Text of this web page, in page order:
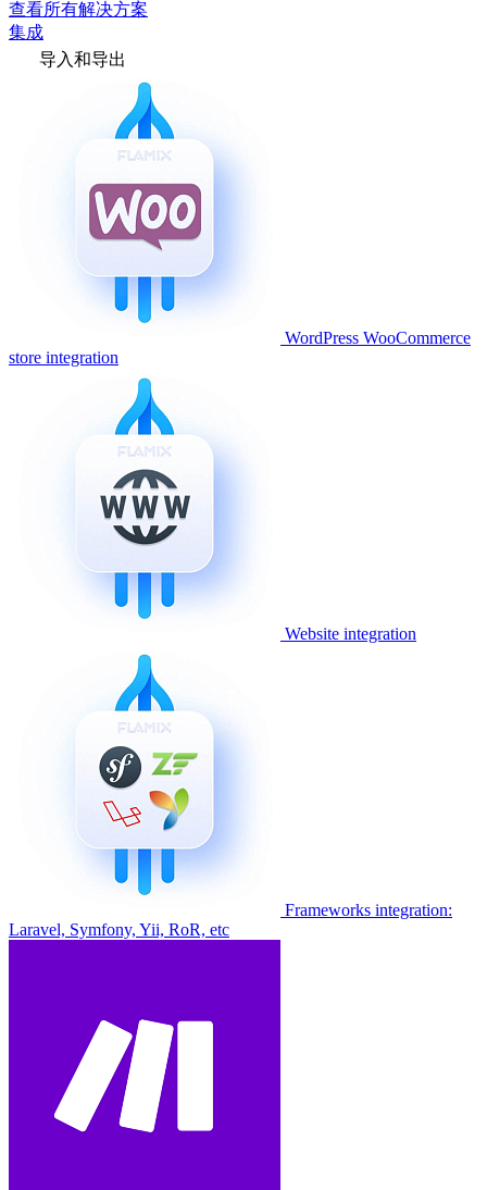
查看所有解决方案
集成
导入和导出
WordPress WooCommerce
store integration
Website integration
Frameworks integration:
Laravel, Symfony, Yii, RoR, etc